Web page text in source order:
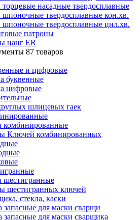
насадные твердосплавные
твердосплавные кон.хв.
твердосплавные цил.хв.
патроны
цанг ER
87 товаров
и цифровые
буквенные
цифровые
шлицевых гаек
комбинированные
Ключей комбинированных
шестигранных ключей
стекла, каски
запасные для маски сварщи
запасные для маски сварщика